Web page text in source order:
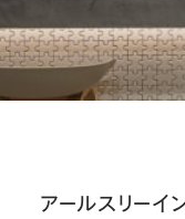
アールスリーイ